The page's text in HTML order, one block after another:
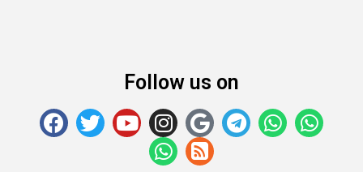
Follow us on